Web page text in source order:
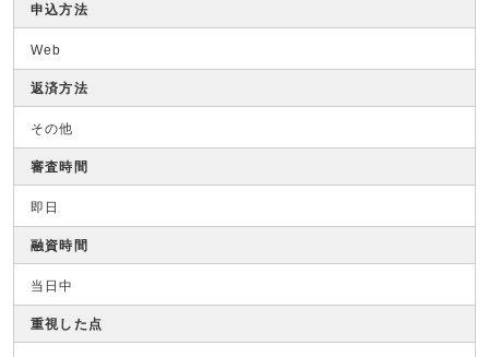
申込方法
Web
返済方法
その他
審査時間
即日
融資時間
当日中
重視した点